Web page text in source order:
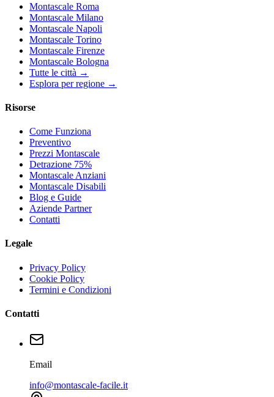
Montascale Roma
Montascale Milano
Montascale Napoli
Montascale Torino
Montascale Firenze
Montascale Bologna
Tutte le città →
Esplora per regione →
Risorse
Come Funziona
Preventivo
Prezzi Montascale
Detrazione 75%
Montascale Anziani
Montascale Disabili
Blog e Guide
Aziende Partner
Contatti
Legale
Privacy Policy
Cookie Policy
Termini e Condizioni
Contatti
Email
info@montascale-facile.it